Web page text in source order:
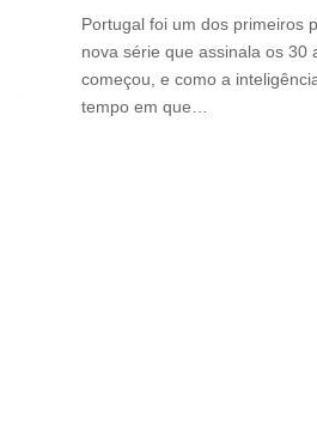
Portugal foi um dos primeiros
nova série que assinala os 30
começou, e como a
tempo em que…